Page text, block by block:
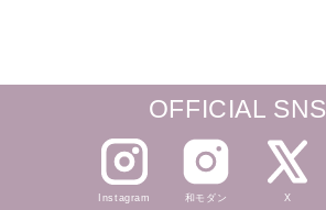
OFFICIAL SNS
Instagram 和モダン X